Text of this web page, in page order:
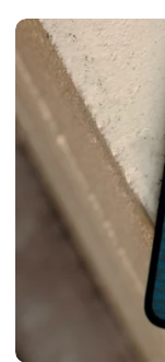
Studio
Fetch